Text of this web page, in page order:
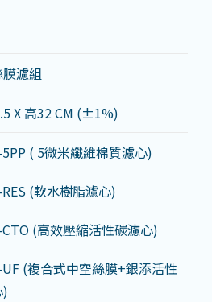
濾組
X 高32 CM (±1%)
( 5微米纖維棉質濾心)
(軟水樹脂濾心)
(高效壓縮活性碳濾心)
(複合式中空絲膜+銀添活性